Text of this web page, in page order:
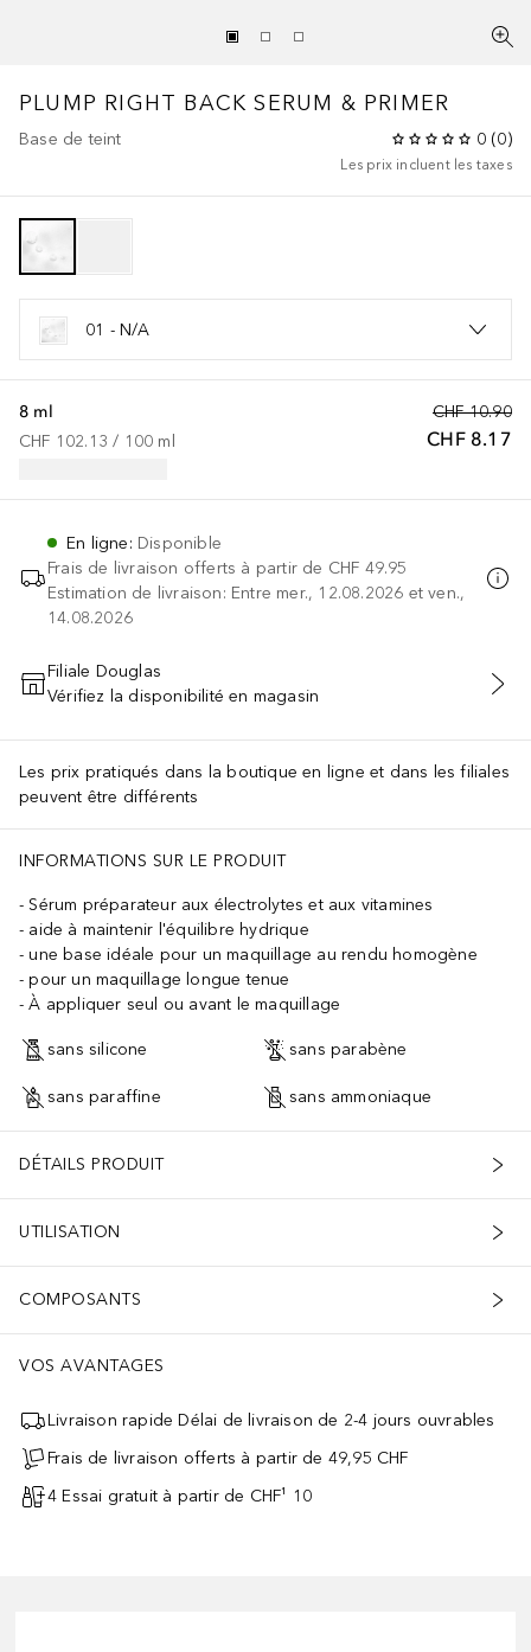
PLUMP RIGHT BACK SERUM & PRIMER
Base de teint 0 (0)
Les prix incluent les taxes
01 - N/A
CHF 10.90
CHF 8.17
8 ml
CHF 102.13 / 100 ml
En ligne: Disponible
Frais de livraison offerts à partir de CHF 49.95
Estimation de livraison: Entre mer., 12.08.2026 et ven.,
14.08.2026
AJOUTER AU PANIER
Filiale Douglas
Vérifiez la disponibilité en magasin
Les prix pratiqués dans la boutique en ligne et dans les filiales
peuvent être différents
INFORMATIONS SUR LE PRODUIT
Sérum préparateur aux électrolytes et aux vitamines
aide à maintenir l'équilibre hydrique
une base idéale pour un maquillage au rendu homogène
pour un maquillage longue tenue
À appliquer seul ou avant le maquillage
sans silicone sans parabène
sans paraffine sans ammoniaque
DÉTAILS PRODUIT
UTILISATION
COMPOSANTS
VOS AVANTAGES
Livraison rapide Délai de livraison de 2-4 jours ouvrables
Frais de livraison offerts à partir de 49,95 CHF
4 Essai gratuit à partir de CHF¹ 10